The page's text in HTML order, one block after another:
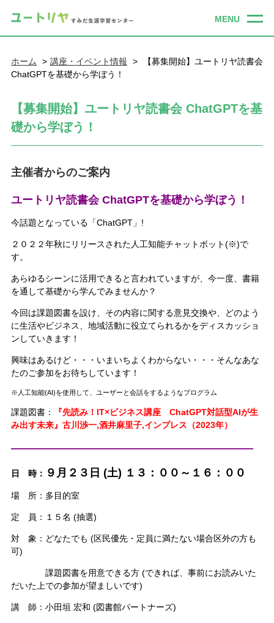
ホーム 講座・イベント情報
【募集開始】ユートリヤ読書会
ChatGPTを基礎から学ぼう！
【募集開始】ユートリヤ読書会 ChatGPTを基
礎から学ぼう！
主催者からのご案内
ユートリヤ読書会 ChatGPTを基礎から学ぼう！
今話題となっている「ChatGPT」!
２０２２年秋にリリースされた人工知能チャットボット(※)で
す。
あらゆるシーンに活用できると言われていますが、今一度、書籍
を通して基礎から学んでみませんか？
今回は課題図書を設け、その内容に関する意見交換や、どのよう
に生活やビジネス、地域活動に役立てられるかをディスカッショ
ンしていきます！
興味はあるけど・・・いまいちよくわからない・・・そんなあな
たのご参加をお待ちしています！
※人工知能(AI)を使用して、ユーザーと会話をするようなプログラム
課題図書：
『先読み！IT×ビジネス講座 ChatGPT対話型AIが生
み出す未来』古川渉一,酒井麻里子,インプレス（2023年）
——————————————————————
日 時： ９ 月２３日 (土) １３：００～１６：００
場 所：多目的室
定 員：１５名 (抽選)
対 象：どなたでも (区民優先・定員に満たない場合区外の方も
可)
課題図書を用意できる方 (できれば、事前にお読みいた
だいた上での参加が望ましいです)
講 師：小田垣 宏和 (図書館パートナーズ)